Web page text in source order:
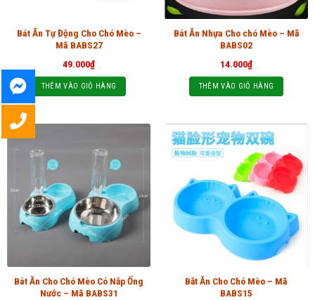
Bát Ăn Tự Động Cho Chó Mèo –
Mã BABS27
49.000₫
THÊM VÀO GIỎ HÀNG
Bát Ăn Nhựa Cho chó Mèo – Mã
BABS02
14.000₫
THÊM VÀO GIỎ HÀNG
Bát Ăn Cho Chó Mèo Có Nắp Ống
Nước – Mã BABS31
Bắt Ăn Cho Chó Mèo – Mã
BABS15